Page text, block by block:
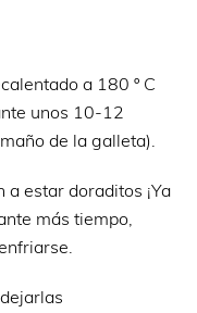
a 180 º C
unos 10-12
de la galleta).
estar doraditos ¡Ya
más tiempo,